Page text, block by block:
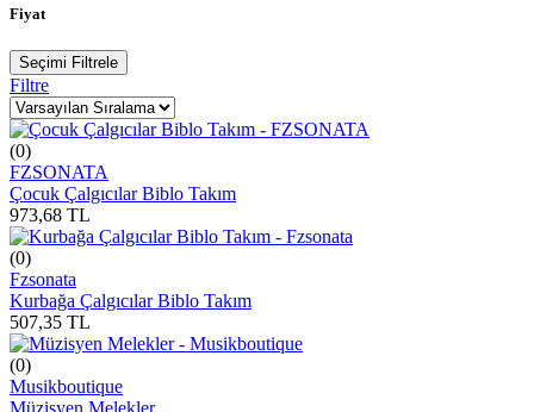
Fiyat
Seçimi Filtrele
Filtre
(0)
FZSONATA
Çocuk Çalgıcılar Biblo Takım
973,68 TL
(0)
Fzsonata
Kurbağa Çalgıcılar Biblo Takım
507,35 TL
(0)
Musikboutique
Müzisyen Melekler